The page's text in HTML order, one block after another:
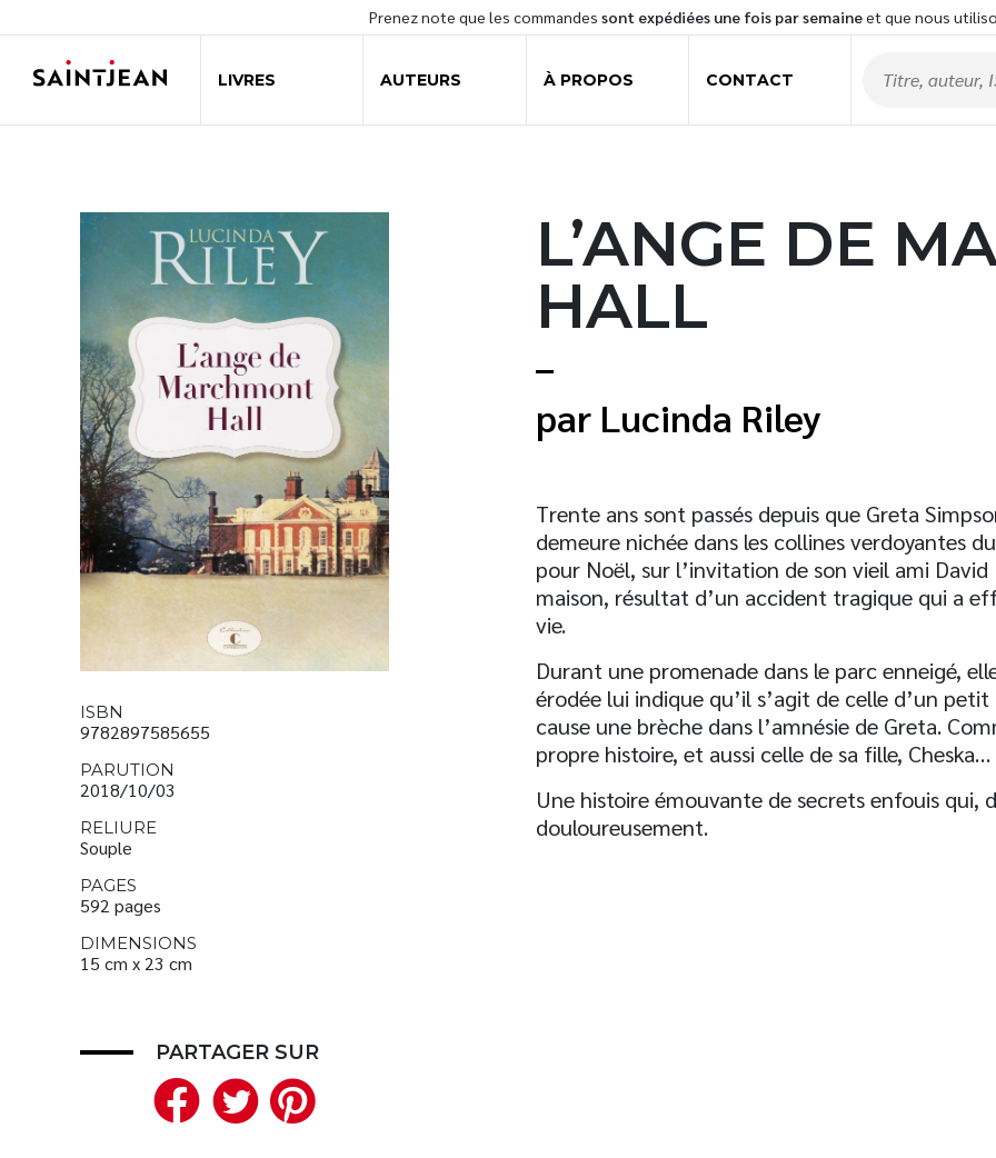
Prenez note que les commandes sont expédiées une fois par semaineet que nous
LIVRES AUTEURS À PROPOS CONTACT
L’ANGE DE
HALL
Lucinda Riley
Trente ans sont passés depuis que Greta
demeure nichée dans les collines verdoyantes
pour Noël, sur l’invitation de son vieil ami
maison, résultat d’un accident tragique qui a
vie.
Durant une promenade dans le parc enneigé,
érodée lui indique qu’il s’agit de celle d’un
cause une brèche dans l’amnésie de Greta.
propre histoire, et aussi celle de sa fille, Cheska…
Une histoire émouvante de secrets enfouis qui,
douloureusement.
ISBN
9782897585655
PARUTION
2018/10/03
RELIURE
Souple
PAGES
592 pages
DIMENSIONS
15 cm x 23 cm
PARTAGER SUR
Facebook
Twitter